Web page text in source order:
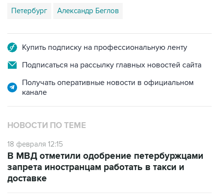
Петербург Александр Беглов
Купить подписку на профессиональную ленту
Подписаться на рассылку главных новостей сайта
Получать оперативные новости в официальном
канале
НОВОСТИ ПО ТЕМЕ
18 февраля 12:15
В МВД отметили одобрение петербуржцами
запрета иностранцам работать в такси и
доставке